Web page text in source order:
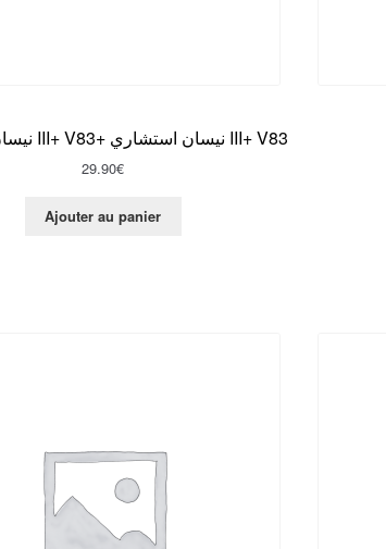
نيسان استشاري III+ V83+ نيسان استشاري III+ V83
29.90€
Ajouter au panier